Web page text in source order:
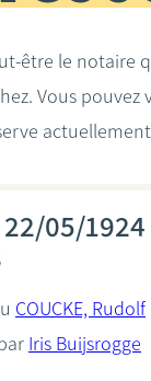
être le notaire
Vous pouvez
05/1924
COUCKE, Rudolf
Iris Buijsrogge